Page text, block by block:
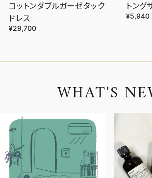
コットンダブルガーゼタック
ドレス
¥29,700
トング
¥5,940
WHAT'S NE